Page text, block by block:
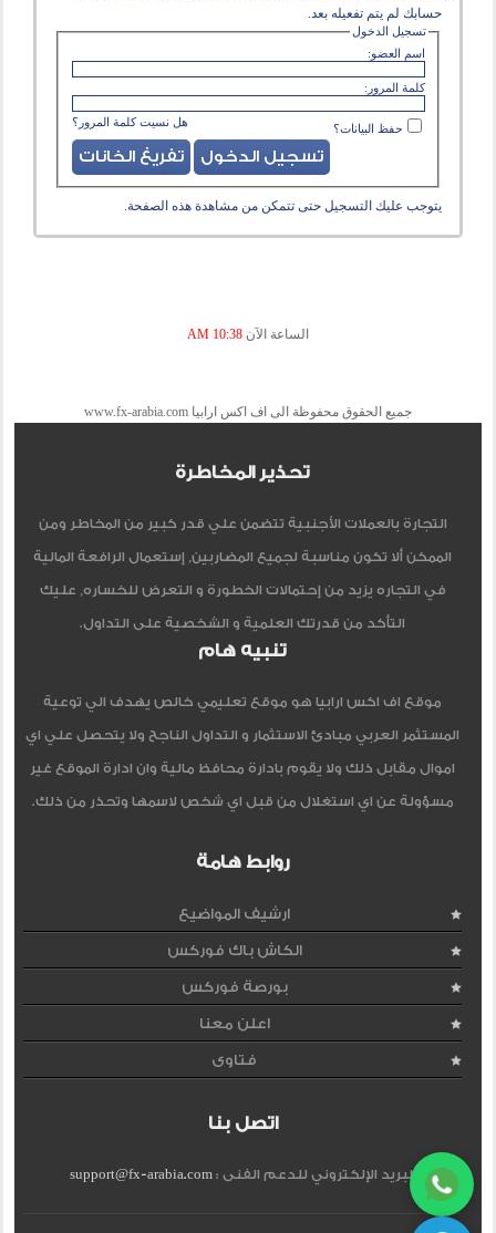
حسابك لم يتم تفعيله بعد.
تسجيل الدخول
اسم العضو:
كلمة المرور:
هل نسيت كلمة المرور؟ حفظ البيانات؟
يتوجب عليك التسجيل حتى تتمكن من مشاهدة هذه الصفحة.
الساعة الآن 10:38 AM
جميع الحقوق محفوظة الى اف اكس ارابيا www.fx-arabia.com
تحذير المخاطرة
التجارة بالعملات الأجنبية تتضمن علي قدر كبير من المخاطر ومن
الممكن ألا تكون مناسبة لجميع المضاربين, إستعمال الرافعة المالية
في التجاره يزيد من إحتمالات الخطورة و التعرض للخساره, عليك
التأكد من قدرتك العلمية و الشخصية على التداول.
تنبيه هام
موقع اف اكس ارابيا هو موقع تعليمي خالص يهدف الي توعية
المستثمر العربي مبادئ الاستثمار و التداول الناجح ولا يتحصل علي اي
اموال مقابل ذلك ولا يقوم بادارة محافظ مالية وان ادارة الموقع غير
مسؤولة عن اي استغلال من قبل اي شخص لاسمها وتحذر من ذلك.
روابط هامة
ارشيف المواضيع
الكاش باك فوركس
بورصة فوركس
اعلن معنا
فتاوى
اتصل بنا
البريد الإلكتروني للدعم الفنى :support@fx-arabia.com